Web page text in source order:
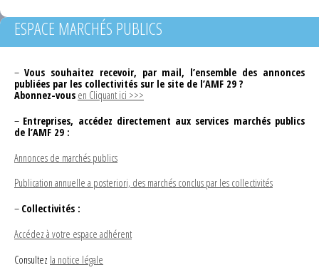
ESPACE MARCHÉS PUBLICS
– Vous souhaitez recevoir, par mail, l’ensemble des annonces
publiées par les collectivités sur le site de l’AMF 29 ?
Abonnez-vous en Cliquant ici >>>
– Entreprises, accédez directement aux services marchés publics
de l’AMF 29 :
Annonces de marchés publics
Publication annuelle a posteriori, des marchés conclus par les collectivités
– Collectivités :
Accédez à votre espace adhérent
Consultez la notice légale